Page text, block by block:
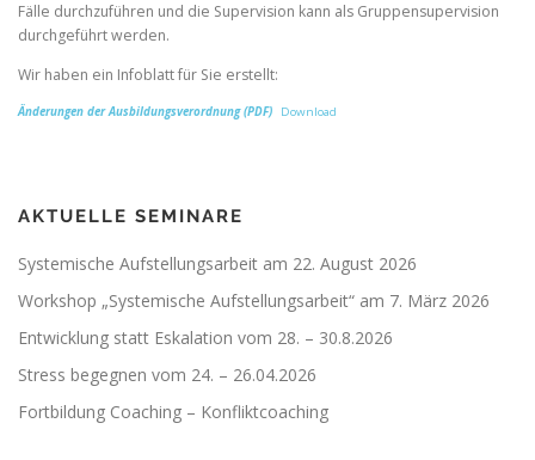
Fälle durchzuführen und die Supervision kann als Gruppensupervision
durchgeführt werden.
Wir haben ein Infoblatt für Sie erstellt:
Änderungen der Ausbildungsverordnung (PDF) Download
AKTUELLE SEMINARE
Systemische Aufstellungsarbeit am 22. August 2026
Workshop „Systemische Aufstellungsarbeit“ am 7. März 2026
Entwicklung statt Eskalation vom 28. – 30.8.2026
Stress begegnen vom 24. – 26.04.2026
Fortbildung Coaching – Konfliktcoaching